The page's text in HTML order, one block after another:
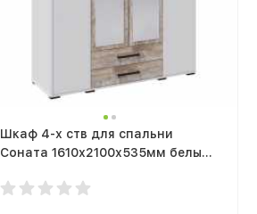
Шкаф 4-х ств для спальни
Соната 1610х2100х535мм белый/